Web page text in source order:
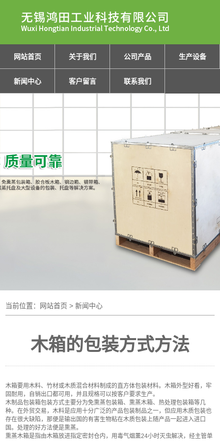
网站首页 关于我们 公司产品 生产设备
新闻中心 客户留言 联系我们
当前位置： 网站首页 > 新闻中心
木箱的包装方式方法
木箱要用木料、竹材或木质混合材料制成的直方体包装材料。木箱外型好看，牢
固耐用，自销出口都可用，并且规格可以按客户要求生产。
木制品包装箱包装方式主要分为免熏蒸包装箱、熏蒸木箱、热处理包装箱等几
种。在外贸交易，木料是应用十分广泛的产品包装制品之一，但应用木质包装也
存在很大缺陷，那便是输出国的有害生物粘在木质包装上随产品一起进入进口
国。处理的好方法便是熏蒸。
熏蒸木箱是指由木箱放进指定密封仓内，用毒气烟薰24小时灭虫解决，经主管单